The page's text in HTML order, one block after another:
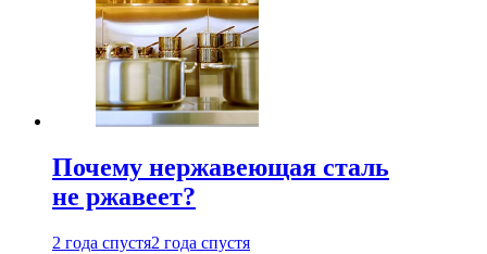
Почему нержавеющая сталь
не ржавеет?
2 года спустя2 года спустя